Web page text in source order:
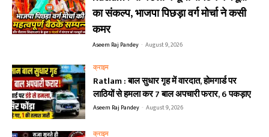
का संकल्प, भाजपा पिछड़ा वर्ग मोर्चा ने कसी
कमर
Aseem Raj Pandey - August 9, 2026
क्राइम
Ratlam : बाल सुधार गृह में वारदात, होमगार्ड पर
लाठियों से हमला कर 7 बाल अपचारी फरार, 6 पकड़ाए
Aseem Raj Pandey - August 9, 2026
क्राइम